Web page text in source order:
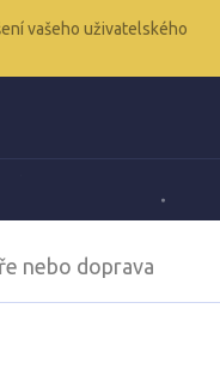
vašeho uživatelského